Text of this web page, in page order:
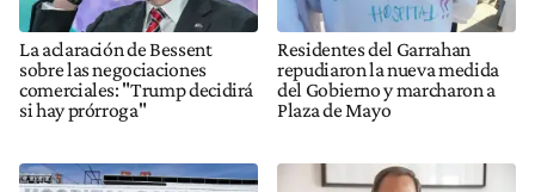
La aclaración de Bessent
sobre las negociaciones
comerciales: "Trump decidirá
si hay prórroga"
Residentes del Garrahan
repudiaron la nueva medida
del Gobierno y marcharon a
Plaza de Mayo